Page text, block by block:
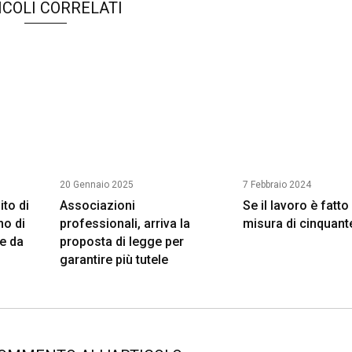
CORRELATI
di
di
da
20 Gennaio 2025
Associazioni
professionali, arriva la
proposta di legge per
garantire più tutele
7 Febbraio 2024
Se il lavoro è fatto
misura di